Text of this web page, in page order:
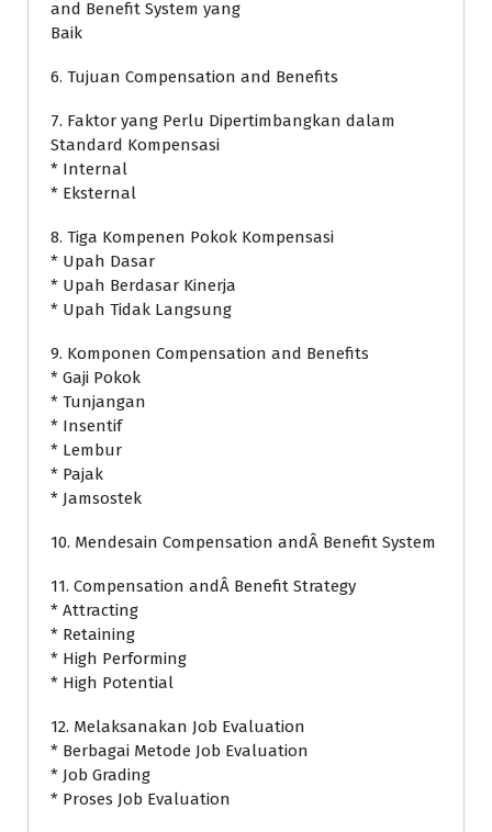
and Benefit System yang
Baik
6. Tujuan Compensation and Benefits
7. Faktor yang Perlu Dipertimbangkan dalam
Standard Kompensasi
* Internal
* Eksternal
8. Tiga Kompenen Pokok Kompensasi
* Upah Dasar
* Upah Berdasar Kinerja
* Upah Tidak Langsung
9. Komponen Compensation and Benefits
* Gaji Pokok
* Tunjangan
* Insentif
* Lembur
* Pajak
* Jamsostek
10. Mendesain Compensation andÂ Benefit System
11. Compensation andÂ Benefit Strategy
* Attracting
* Retaining
* High Performing
* High Potential
12. Melaksanakan Job Evaluation
* Berbagai Metode Job Evaluation
* Job Grading
* Proses Job Evaluation